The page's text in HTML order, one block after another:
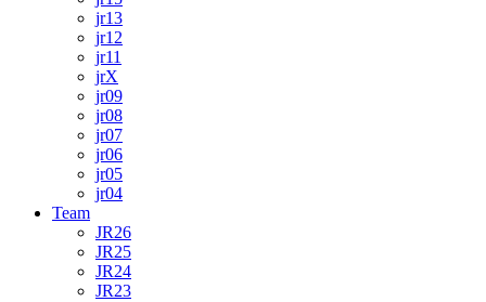
jr13
jr12
jr11
jrX
jr09
jr08
jr07
jr06
jr05
jr04
Team
JR26
JR25
JR24
JR23